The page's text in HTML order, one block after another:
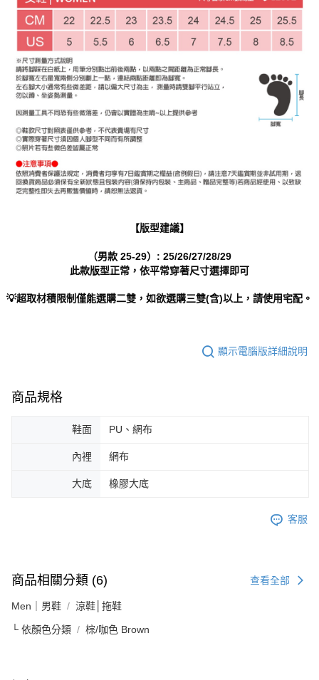
【版型建議】
（男款 25-29）: 25/26/27/28/29
此款版型正常，依平常穿著尺寸選擇即可
💡超取材積限制僅能選購二雙，如欲選購三雙(含)以上，請使用宅配。
顯示電腦版詳細說明
商品規格
鞋面 PU、網布
內裡 網布
大底 橡膠大底
客服
商品相關分類 (6) 查看全部
Men｜男鞋 涼鞋│拖鞋
└ 依顏色分類 棕/咖色 Brown